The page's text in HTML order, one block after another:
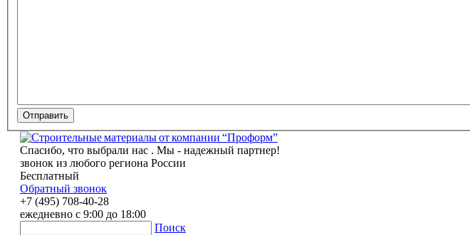
Спасибо, что выбрали нас . Мы - надежный партнер!
звонок из любого региона России
Бесплатный
Обратный звонок
+7 (495) 708-40-28
ежедневно с 9:00 до 18:00
Поиск